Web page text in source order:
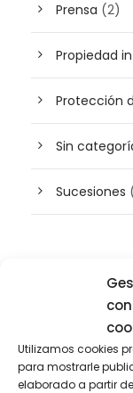
Utilizamos cookies
para mostrarle
elaborado a partir
Prensa (2)
Propiedad
Protección
Sin
Sucesiones
Buscador